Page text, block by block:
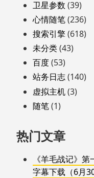
卫星参数 (39)
心情随笔(236)
搜索引擎(618)
未分类(43)
百度(53)
站务日志(140)
虚拟主机(3)
随笔(1)
热门文章
《羊毛战记》
字幕下载（6月